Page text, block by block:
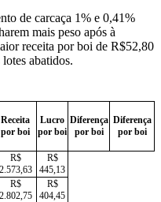
de carcaça 1% e 0,41%
mais peso após à
receita por boi de R$52,80
abatidos.
Receita
por boi
Lucro
por boi
Diferença
por boi
Diferença
por boi
R$
2.573,63
R$
445,13
R$
2.802,75
R$
404,45